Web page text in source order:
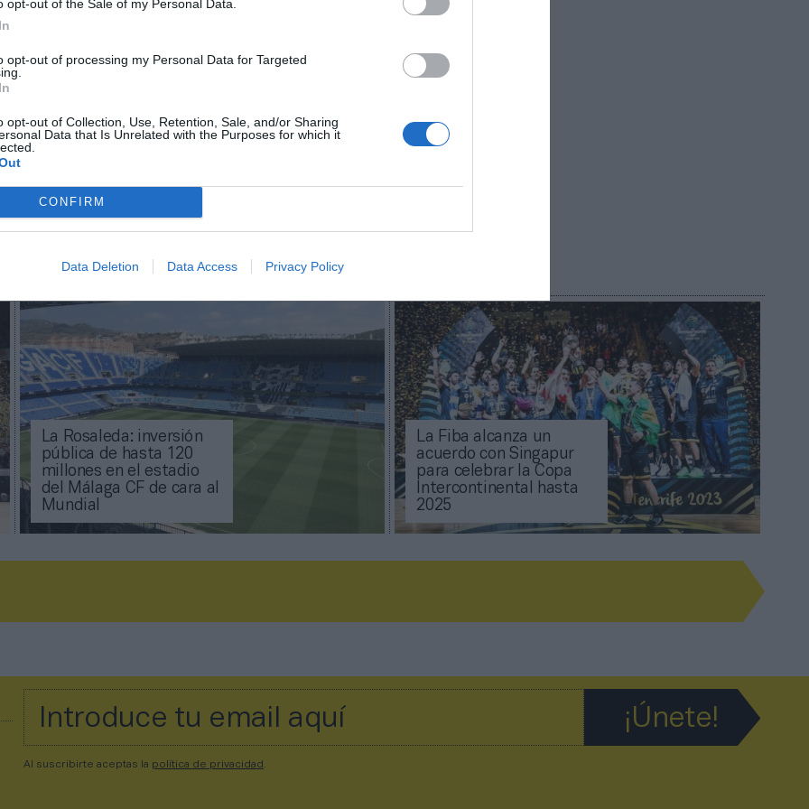
opt-out of the Sale of my Personal Data.
opt-out of processing my Personal Data for Targeted
opt-out of Collection, Use, Retention, Sale, and/or Sharing
Data that Is Unrelated with the Purposes for which it
CONFIRM
Data Deletion Data Access Privacy Policy
de 2023 se disputará del 12 al 14 de mayo
. También
equipos Hapoel Bank Yahav Jerusalem (Israel) y Telekom
Se desconoce cuánto han abonado las
andaluzas por acoger el evento.
como fuente preferida de Google de forma
con las últimas noticias de actualidad.
ACTIVAR AHORA
La Rosaleda: inversión
pública de hasta 120
millones en el estadio
del Málaga CF de cara al
Mundial
La Fiba alcanza un
acuerdo con Singapur
para celebrar la Copa
Intercontinental hasta
2025
Al suscribirte aceptas la política de privacidad